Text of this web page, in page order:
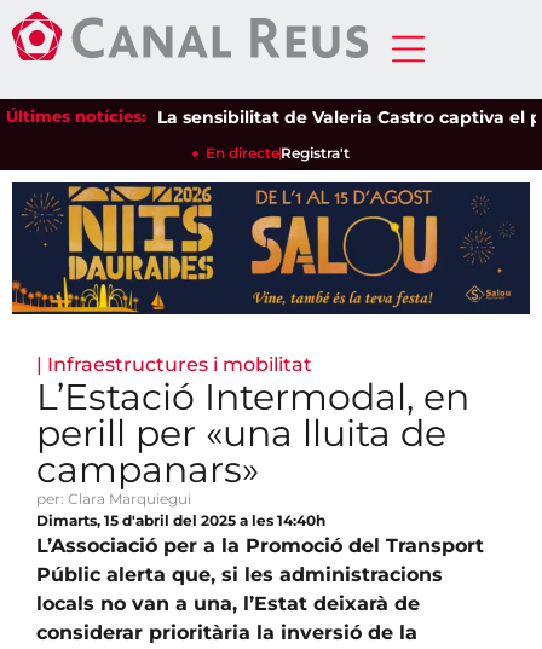
Últimes notícies:La sensibilitat de Valeria Castro captiva el
En directeRegistra't
| Infraestructures i mobilitat
L’Estació Intermodal, en
perill per «una lluita de
campanars»
per: Clara Marquiegui
Dimarts, 15 d'abril del 2025 a les 14:40h
L’Associació per a la Promoció del Transport
Públic alerta que, si les administracions
locals no van a una, l’Estat deixarà de
considerar prioritària la inversió de la